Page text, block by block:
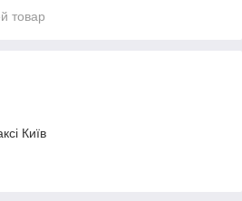
товар
Київ